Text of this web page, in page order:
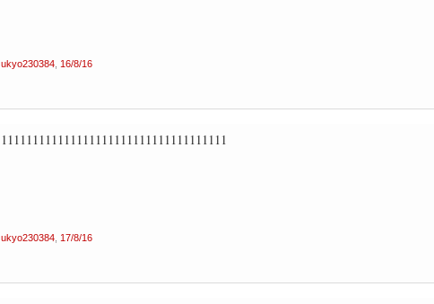
ukyo230384 16/8/16
111111111111111111111111111111111111
ukyo230384 17/8/16